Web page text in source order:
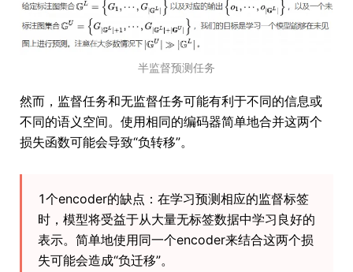
半监督预测任务
然而，监督任务和无监督任务可能有利于不同的信息或
不同的语义空间。使用相同的编码器简单地合并这两个
损失函数可能会导致“负转移”。
1个encoder的缺点：在学习预测相应的监督标签
时，模型将受益于从大量无标签数据中学习良好的
表示。简单地使用同一个encoder来结合这两个损
失可能会造成“负迁移”。